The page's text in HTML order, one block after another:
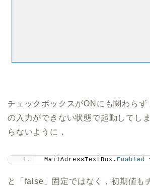
チェックボックスがONにも関わらず
の入力ができない状態で起動してし
らないように，
MailAdressTextBox. Enabled
と「false」固定ではなく，初期値も